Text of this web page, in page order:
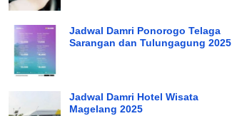
Jadwal Damri Ponorogo Telaga
Sarangan dan Tulungagung 2025
Jadwal Damri Hotel Wisata
Magelang 2025